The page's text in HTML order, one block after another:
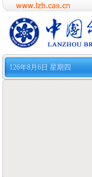
126年8月6日 星期四